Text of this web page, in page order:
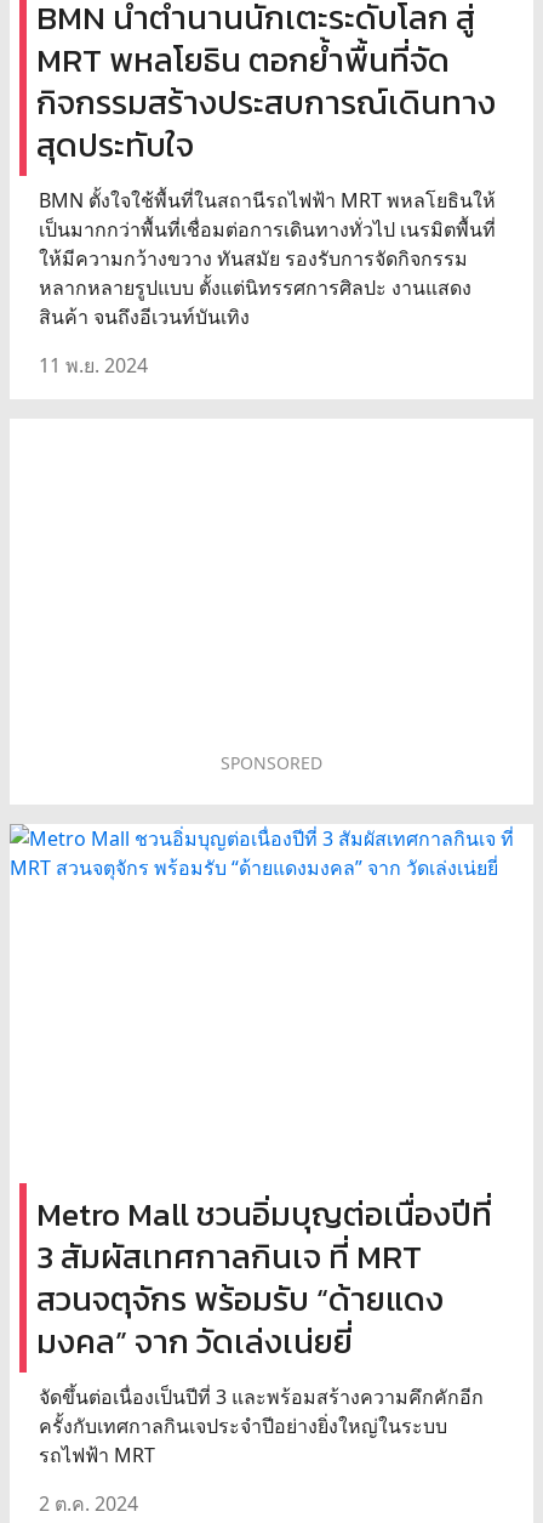
BMN นำตำนานนักเตะระดับโลก สู่
MRT พหลโยธิน ตอกย้ำพื้นที่จัด
กิจกรรมสร้างประสบการณ์เดินทาง
สุดประทับใจ
BMN ตั้งใจใช้พื้นที่ในสถานีรถไฟฟ้า MRT พหลโยธินให้
เป็นมากกว่าพื้นที่เชื่อมต่อการเดินทางทั่วไป เนรมิตพื้นที่
ให้มีความกว้างขวาง ทันสมัย รองรับการจัดกิจกรรม
หลากหลายรูปแบบ ตั้งแต่นิทรรศการศิลปะ งานแสดง
สินค้า จนถึงอีเวนท์บันเทิง
11 พ.ย. 2024
SPONSORED
Metro Mall ชวนอิ่มบุญต่อเนื่องปีที่
3 สัมผัสเทศกาลกินเจ ที่ MRT
สวนจตุจักร พร้อมรับ “ด้ายแดง
มงคล” จาก วัดเล่งเน่ยยี่
จัดขึ้นต่อเนื่องเป็นปีที่ 3 และพร้อมสร้างความคึกคักอีก
ครั้งกับเทศกาลกินเจประจำปีอย่างยิ่งใหญ่ในระบบ
รถไฟฟ้า MRT
2 ต.ค. 2024